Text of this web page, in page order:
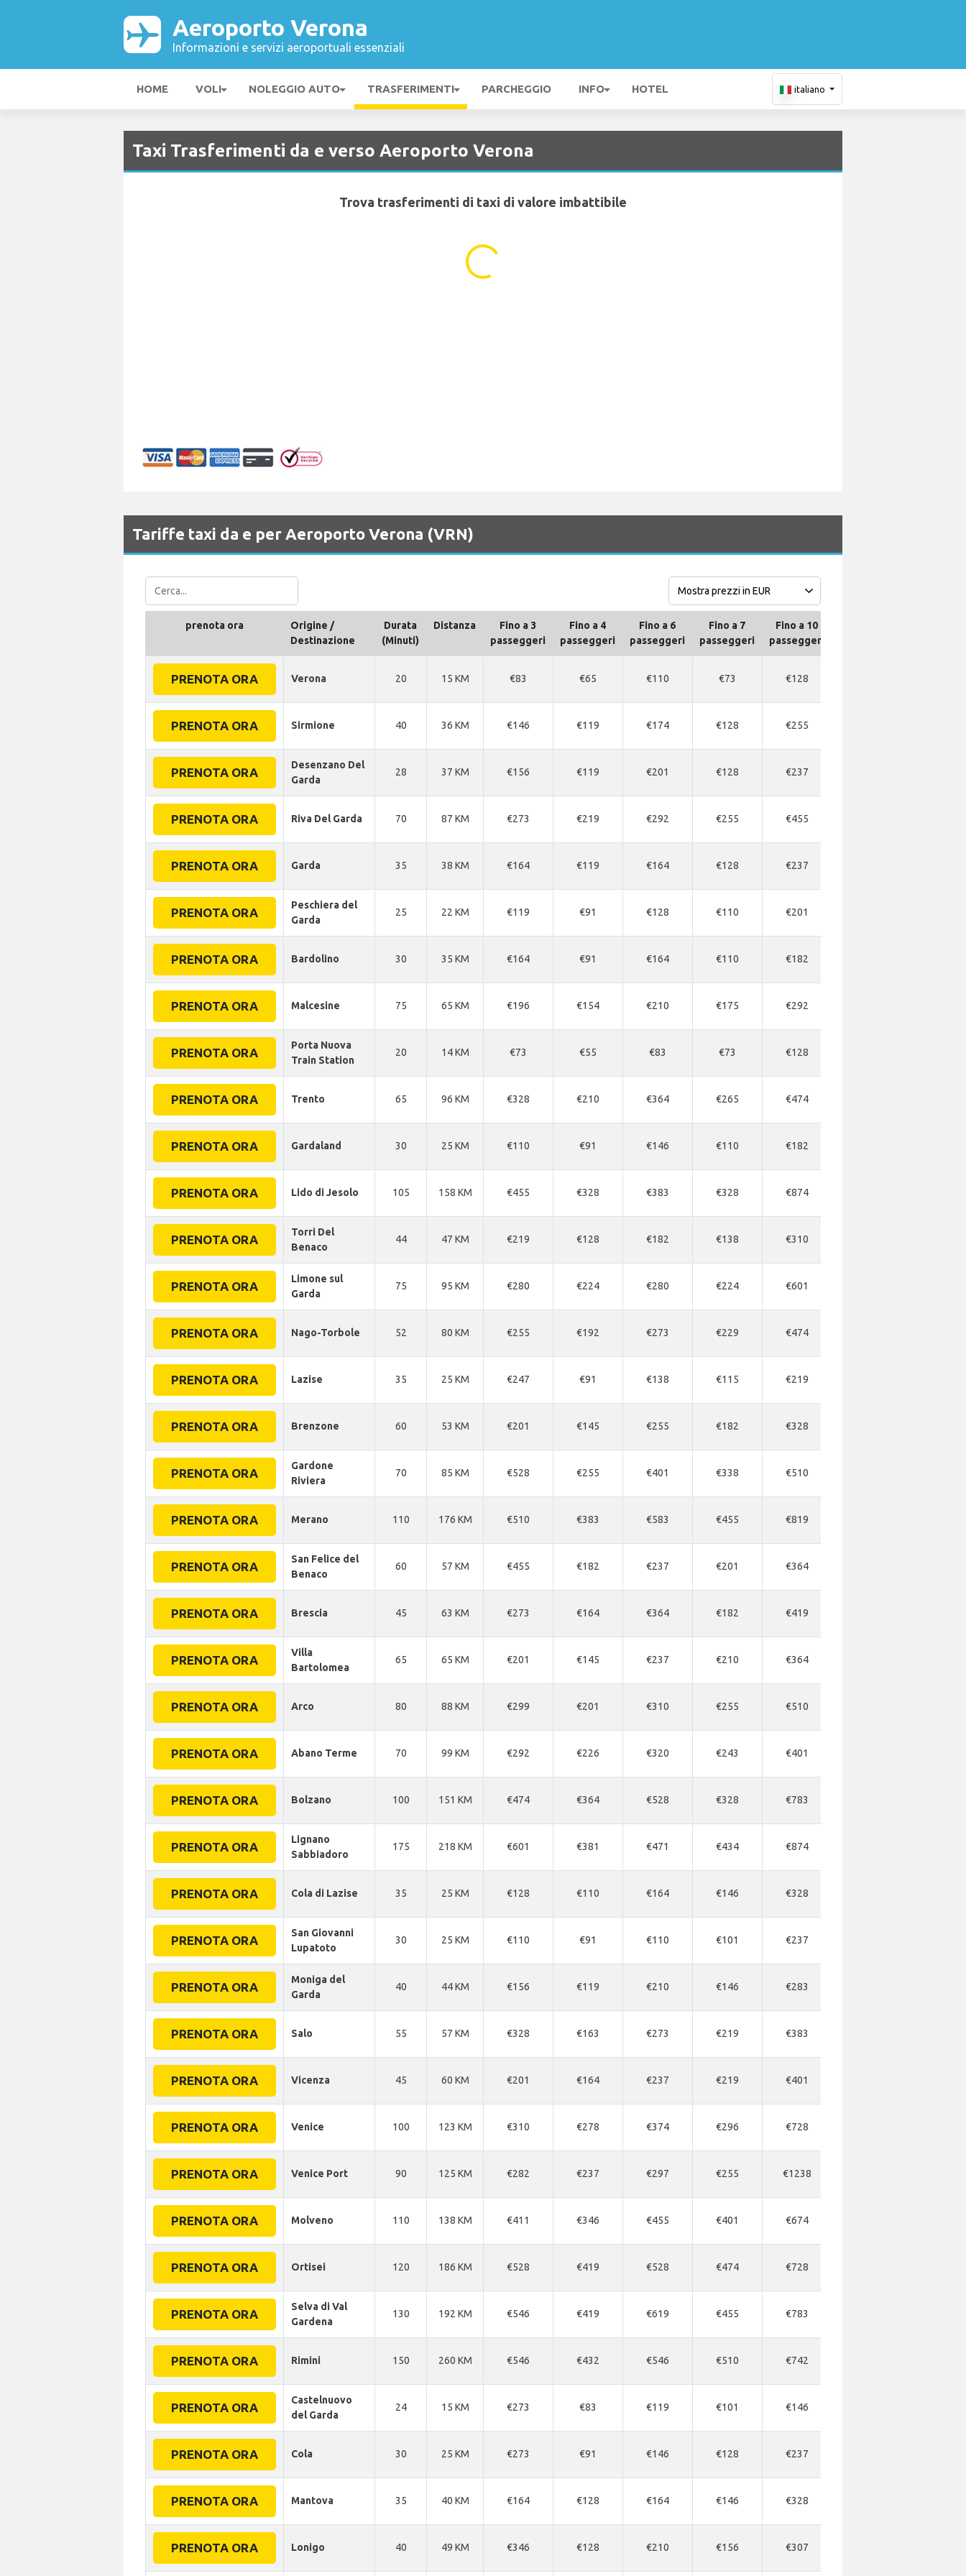
Aeroporto Verona
Informazioni e servizi aeroportuali essenziali
HOME VOLI NOLEGGIO AUTO TRASFERIMENTI PARCHEGGIO INFO HOTEL italiano
Taxi Trasferimenti da e verso Aeroporto Verona
Trova trasferimenti di taxi di valore imbattibile
Tariffe taxi da e per Aeroporto Verona (VRN)
prenota ora
Origine /
Destinazione
Durata
(Minuti)
Distanza
Fino a 3
passeggeri
Fino a 4
passeggeri
Fino a 6
passeggeri
Fino a 7
passeggeri
Fino a 10
passeggeri
PRENOTA ORA Verona 20 15 KM €83 €65 €110 €73 €128
PRENOTA ORA Sirmione 40 36 KM €146 €119 €174 €128 €255
PRENOTA ORA
Desenzano Del
Garda
28 37 KM €156 €119 €201 €128 €237
PRENOTA ORA Riva Del Garda 70 87 KM €273 €219 €292 €255 €455
PRENOTA ORA Garda 35 38 KM €164 €119 €164 €128 €237
PRENOTA ORA
Peschiera del
Garda
25 22 KM €119 €91 €128 €110 €201
PRENOTA ORA Bardolino 30 35 KM €164 €91 €164 €110 €182
PRENOTA ORA Malcesine 75 65 KM €196 €154 €210 €175 €292
PRENOTA ORA
Porta Nuova
Train Station
20 14 KM €73 €55 €83 €73 €128
PRENOTA ORA Trento 65 96 KM €328 €210 €364 €265 €474
PRENOTA ORA Gardaland 30 25 KM €110 €91 €146 €110 €182
PRENOTA ORA Lido di Jesolo 105 158 KM €455 €328 €383 €328 €874
PRENOTA ORA
Torri Del
Benaco
44 47 KM €219 €128 €182 €138 €310
PRENOTA ORA
Limone sul
Garda
75 95 KM €280 €224 €280 €224 €601
PRENOTA ORA Nago-Torbole 52 80 KM €255 €192 €273 €229 €474
PRENOTA ORA Lazise 35 25 KM €247 €91 €138 €115 €219
PRENOTA ORA Brenzone 60 53 KM €201 €145 €255 €182 €328
PRENOTA ORA
Gardone
Riviera
70 85 KM €528 €255 €401 €338 €510
PRENOTA ORA Merano 110 176 KM €510 €383 €583 €455 €819
PRENOTA ORA
San Felice del
Benaco
60 57 KM €455 €182 €237 €201 €364
PRENOTA ORA Brescia 45 63 KM €273 €164 €364 €182 €419
PRENOTA ORA
Villa
Bartolomea
65 65 KM €201 €145 €237 €210 €364
PRENOTA ORA Arco 80 88 KM €299 €201 €310 €255 €510
PRENOTA ORA Abano Terme 70 99 KM €292 €226 €320 €243 €401
PRENOTA ORA Bolzano 100 151 KM €474 €364 €528 €328 €783
PRENOTA ORA
Lignano
Sabbiadoro
175 218 KM €601 €381 €471 €434 €874
PRENOTA ORA Cola di Lazise 35 25 KM €128 €110 €164 €146 €328
PRENOTA ORA
San Giovanni
Lupatoto
30 25 KM €110 €91 €110 €101 €237
PRENOTA ORA
Moniga del
Garda
40 44 KM €156 €119 €210 €146 €283
PRENOTA ORA Salo 55 57 KM €328 €163 €273 €219 €383
PRENOTA ORA Vicenza 45 60 KM €201 €164 €237 €219 €401
PRENOTA ORA Venice 100 123 KM €310 €278 €374 €296 €728
PRENOTA ORA Venice Port 90 125 KM €282 €237 €297 €255 €1238
PRENOTA ORA Molveno 110 138 KM €411 €346 €455 €401 €674
PRENOTA ORA Ortisei 120 186 KM €528 €419 €528 €474 €728
PRENOTA ORA
Selva di Val
Gardena
130 192 KM €546 €419 €619 €455 €783
PRENOTA ORA Rimini 150 260 KM €546 €432 €546 €510 €742
PRENOTA ORA
Castelnuovo
del Garda
24 15 KM €273 €83 €119 €101 €146
PRENOTA ORA Cola 30 25 KM €273 €91 €146 €128 €237
PRENOTA ORA Mantova 35 40 KM €164 €128 €164 €146 €328
PRENOTA ORA Lonigo 40 49 KM €346 €128 €210 €156 €307